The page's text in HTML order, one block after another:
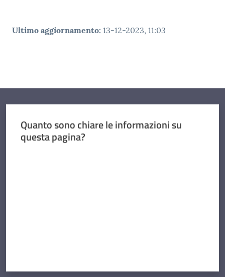
Ultimo aggiornamento: 13-12-2023, 11:03
Quanto sono chiare le informazioni su
questa pagina?